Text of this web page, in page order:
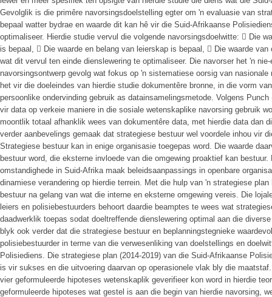
Gevolglik is die primêre navorsingsdoelstelling egter om 'n evaluasie van
bepaal watter bydrae en waarde dit kan hê vir die Suid-Afrikaanse
optimaliseer. Hierdie studie vervul die volgende navorsingsdoelwitte:  Die
is bepaal,  Die waarde en belang van leierskap is bepaal,  Die waarde
wat dit vervul ten einde dienslewering te optimaliseer. Die navorser het 'n
navorsingsontwerp gevolg wat fokus op 'n sistematiese oorsig van
het vir die doeleindes van hierdie studie dokumentêre bronne, in die vorm
persoonlike ondervinding gebruik as datainsamelingsmetode. Volgens
vir data op verkeie maniere in die sosiale wetenskaplike navorsing gebruik
moontlik totaal afhanklik wees van dokumentêre data, met hierdie data dan
verder aanbevelings gemaak dat strategiese bestuur wel voordele inhou vir
Strategiese bestuur kan in enige organisasie toegepas word. Die waarde
bestuur word, die eksterne invloede van die omgewing proaktief kan
omstandighede in Suid-Afrika maak beleidsaanpassings in openbare
dinamiese verandering op hierdie terrein. Met die hulp van 'n strategiese
bestuur na gelang van wat die interne en eksterne omgewing vereis. Die
leiers en polisiebestuurders behoort daardie beamptes te wees wat
daadwerklik toepas sodat doeltreffende dienslewering optimal aan die
blyk ook verder dat die strategiese bestuur en beplanningstegnieke
polisiebestuurder in terme van die verwesenliking van doelstellings en
Polisiediens. Die strategiese plan (2014-2019) van die Suid-Afrikaanse
is vir sukses en die uitvoering daarvan op operasionele vlak bly die
vier geformuleerde hipoteses wetenskaplik geverifieer kon word in hierdie
geformuleerde hipoteses wat gestel is aan die begin van hierdie navorsing,